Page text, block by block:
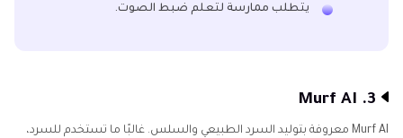
يتطلب ممارسة لتعلم ضبط الصوت.
3. Murf AI
Murf AI معروفة بتوليد السرد الطبيعي والسلس. غالبًا ما تستخدم للسرد،